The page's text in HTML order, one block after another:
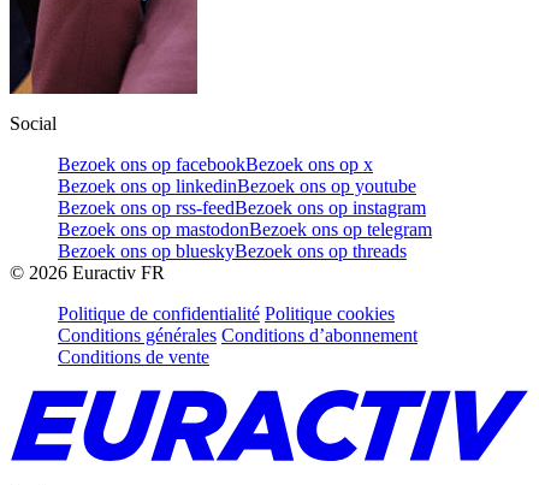
Social
Bezoek ons op facebookBezoek ons op x
Bezoek ons op linkedinBezoek ons op youtube
Bezoek ons op rss-feedBezoek ons op instagram
Bezoek ons op mastodonBezoek ons op telegram
Bezoek ons op blueskyBezoek ons op threads
© 2026 Euractiv FR
Politique de confidentialité Politique cookies
Conditions générales Conditions d’abonnement
Conditions de vente